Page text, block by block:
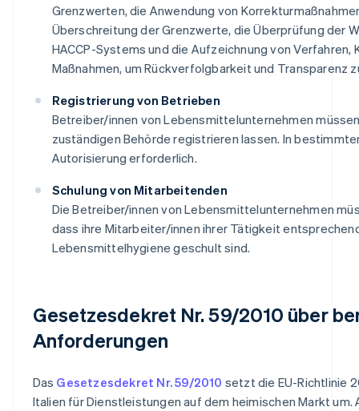
Grenzwerten, die Anwendung von
Überschreitung der Grenzwerte, die Überprüfung der
HACCP-Systems und die Aufzeichnung von Verfahren,
Maßnahmen, um Rückverfolgbarkeit und Transparenz
Registrierung von Betrieben
Betreiber/innen von Lebensmittelunternehmen
zuständigen Behörde registrieren lassen. In
Autorisierung erforderlich.
Schulung von Mitarbeitenden
Die Betreiber/innen von Lebensmittelunternehmen
dass ihre Mitarbeiter/innen ihrer Tätigkeit
Lebensmittelhygiene geschult sind.
Gesetzesdekret Nr. 59/2010 über
Anforderungen
Das Gesetzesdekret Nr. 59/2010 setzt die EU-Richtlinie
Italien für Dienstleistungen auf dem heimischen Markt um.